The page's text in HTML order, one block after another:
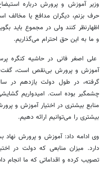
وزیر آموزش و پرورش درباره
حرف بزنم، دیگران مدافع یا مخالف
اظهارنظر کنند ولی در مجموع باید
و ما به این حق احترام می‌گذاریم.
علی اصغر فانی در حاشیه کنگره
آموزش و پرورش بی‌نقص است، گفت:
گرفته، در طول دولت یازدهم در
چشمگیر بوده است. امیدواریم
منابع بیشتری در اختیار آموزش و
بیشتری را می‌توانیم ارائه دهیم.
دارد. میزان منابعی که دولت در
تصویب کرده و اقداماتی که ما انجام